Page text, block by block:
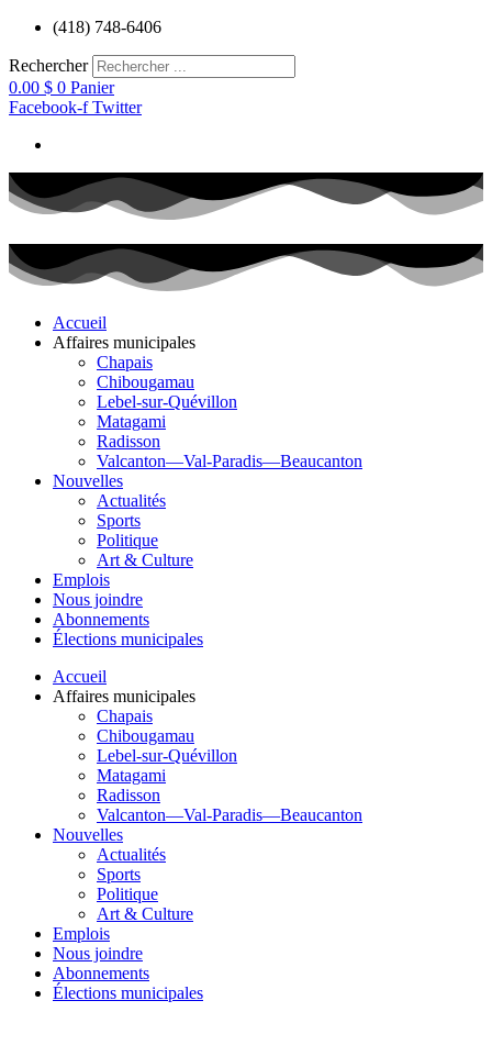
Aller
contenu
(418) 748-6406
Rechercher
0.00 $ 0 Panier
Facebook-f Twitter
Accueil
Affaires municipales
Chapais
Chibougamau
Lebel-sur-Quévillon
Matagami
Radisson
Valcanton—Val-Paradis—Beaucanton
Nouvelles
Actualités
Sports
Politique
Art & Culture
Emplois
Nous joindre
Abonnements
Élections municipales
Accueil
Affaires municipales
Chapais
Chibougamau
Lebel-sur-Quévillon
Matagami
Radisson
Valcanton—Val-Paradis—Beaucanton
Nouvelles
Actualités
Sports
Politique
Art & Culture
Emplois
Nous joindre
Abonnements
Élections municipales